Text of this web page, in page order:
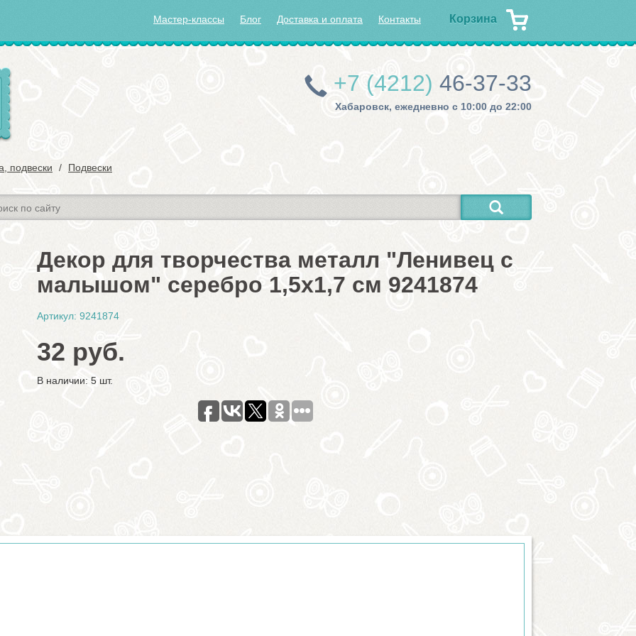
Корзина
Мастер-классы Блог Доставка и оплата Контакты
+7 (4212) 46-37-33
Хабаровск, ежедневно с 10:00 до 22:00
подвески Подвески
Декор для творчества металл "Ленивец с
малышом" серебро 1,5х1,7 см 9241874
Артикул: 9241874
32 руб.
В наличии: 5 шт.